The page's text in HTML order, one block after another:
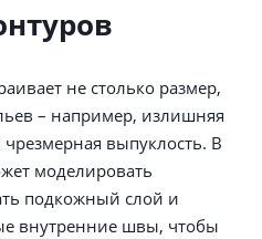
не столько размер,
– например, излишняя
выпуклость. В
моделировать
подкожный слой и
внутренние швы, чтобы